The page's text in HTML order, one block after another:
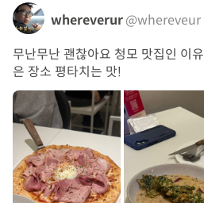
whereverur@whereveur
무난무난 괜찮아요 청모 맛집인 이
은 장소 평타치는 맛!